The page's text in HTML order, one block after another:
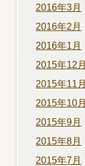
2016年3月
2016年2月
2016年1月
2015年12月
2015年11月
2015年10月
2015年9月
2015年8月
2015年7月